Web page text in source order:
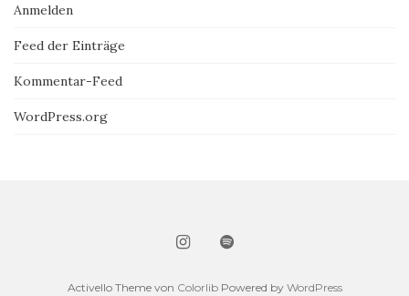
Anmelden
Feed der Einträge
Kommentar-Feed
WordPress.org
Activello Theme von ColorlibPowered by WordPress